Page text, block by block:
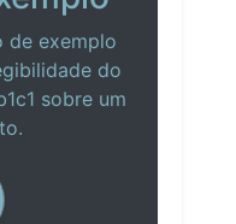
de exemplo
do
sobre um